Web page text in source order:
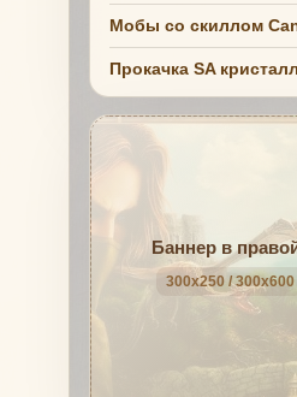
Мобы со скиллом
Прокачка SA
Баннер в
300x250 /